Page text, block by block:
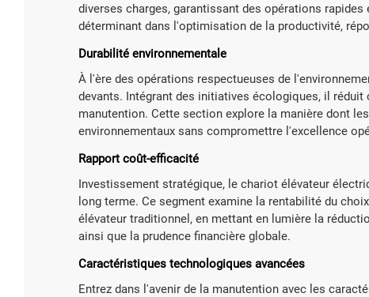
diverses charges, garantissant des opérations
déterminant dans l'optimisation de la productivité,
Durabilité environnementale
À l'ère des opérations respectueuses de
devants. Intégrant des initiatives écologiques, il
manutention. Cette section explore la manière dont
environnementaux sans compromettre l'excellence
Rapport coût-efficacité
Investissement stratégique, le chariot élévateur
long terme. Ce segment examine la rentabilité du
élévateur traditionnel, en mettant en lumière la
ainsi que la prudence financière globale.
Caractéristiques technologiques avancées
Entrez dans l'avenir de la manutention avec les